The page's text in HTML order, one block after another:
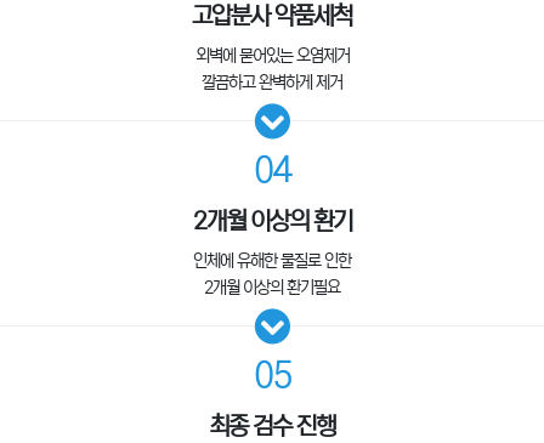
고압분사 약품세척
외벽에 묻어있는 오염제거
깔끔하고 완벽하게 제거
04
2개월 이상의 환기
인체에 유해한 물질로 인한
2개월 이상의 환기필요
05
최종 검수 진행